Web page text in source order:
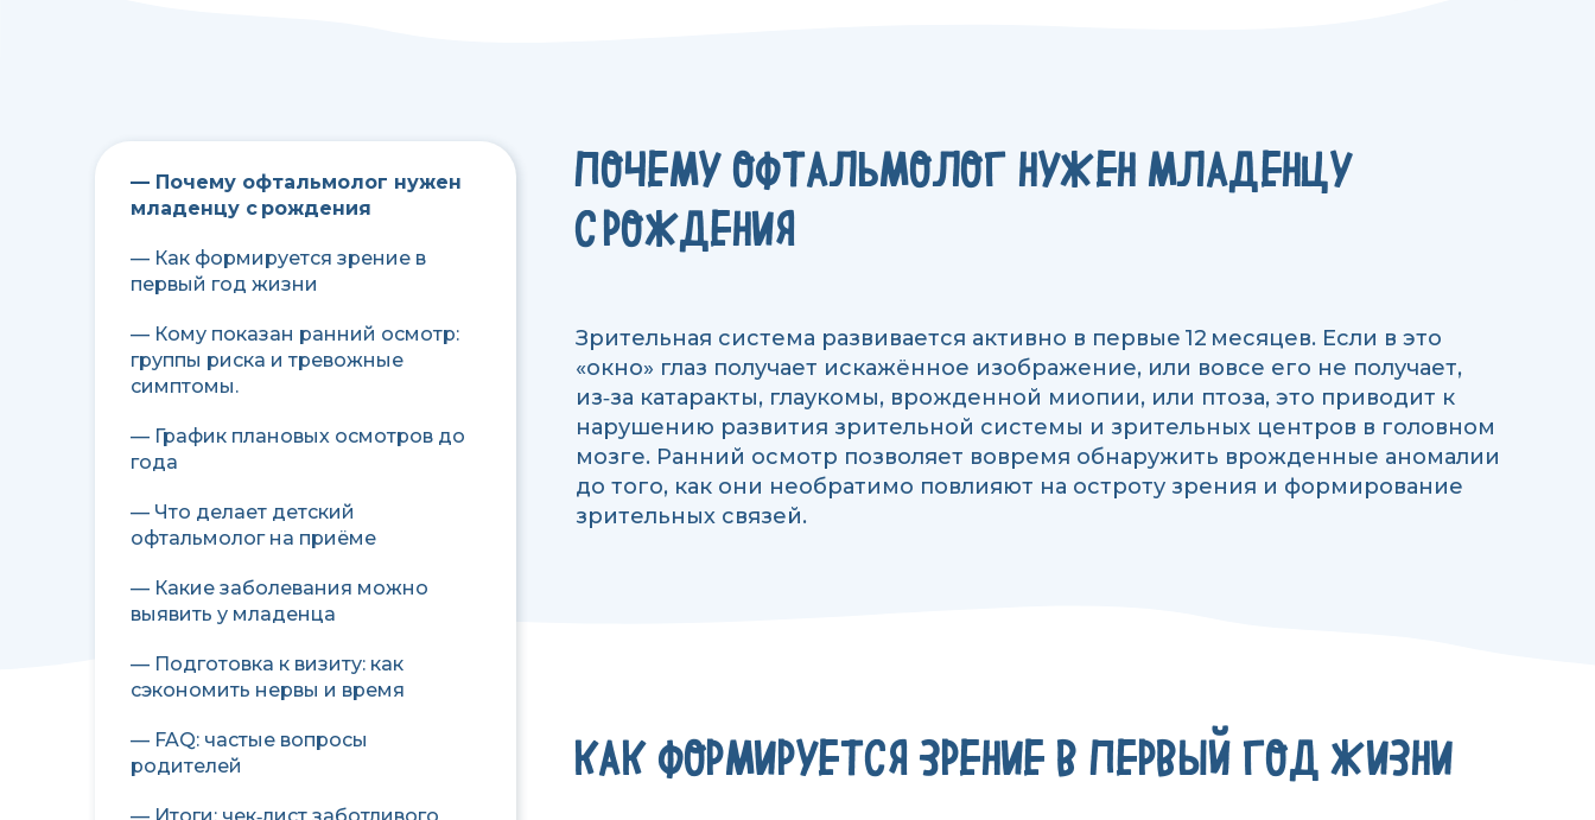
— Почему офтальмолог нужен
младенцу с рождения
— Как формируется зрение в
первый год жизни
— Кому показан ранний осмотр:
группы риска и тревожные
симптомы.
— График плановых осмотров до
года
— Что делает детский
офтальмолог на приёме
— Какие заболевания можно
выявить у младенца
— Подготовка к визиту: как
сэкономить нервы и время
— FAQ: частые вопросы
родителей
ПОЧЕМУ ОФТАЛЬМОЛОГ НУЖЕН МЛАДЕНЦУ
С РОЖДЕНИЯ
Зрительная система развивается активно в первые 12 месяцев. Если в это
«окно» глаз получает искажённое изображение, или вовсе его не получает,
из‑за катаракты, глаукомы, врожденной миопии, или птоза, это приводит к
нарушению развития зрительной системы и зрительных центров в головном
мозге. Ранний осмотр позволяет вовремя обнаружить врожденные аномалии
до того, как они необратимо повлияют на остроту зрения и формирование
зрительных связей.
КАК ФОРМИРУЕТСЯ ЗРЕНИЕ В ПЕРВЫЙ ГОД ЖИЗНИ